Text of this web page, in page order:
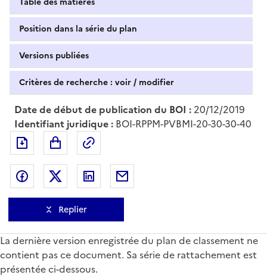
Position dans la série du plan
Versions publiées
Critères de recherche : voir / modifier
Date de début de publication du BOI : 20/12/2019
Identifiant juridique : BOI-RPPM-PVBMI-20-30-30-40
Exporter le document au format pdf
Partager sur Facebook
Partager sur Twitter
Partager sur LinkedIn
Replier
La dernière version enregistrée du plan de classement ne
contient pas ce document. Sa série de rattachement est
présentée ci-dessous.